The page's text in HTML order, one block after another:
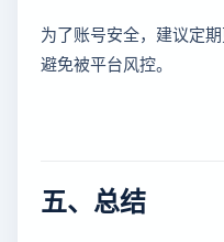
为了账号安全，建议定
避免被平台风控。
五、总结